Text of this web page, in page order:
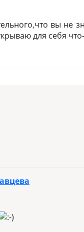
вы не
для себя